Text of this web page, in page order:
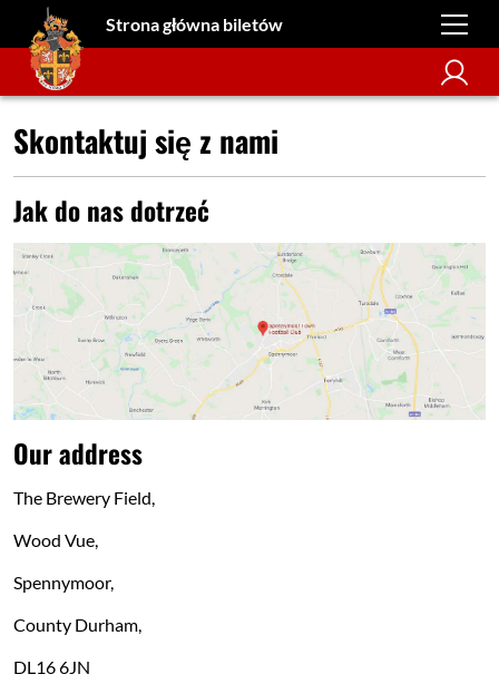
Strona główna biletów
Skontaktuj się z nami
Jak do nas dotrzeć
Our address
The Brewery Field,
Wood Vue,
Spennymoor,
County Durham,
DL16 6JN